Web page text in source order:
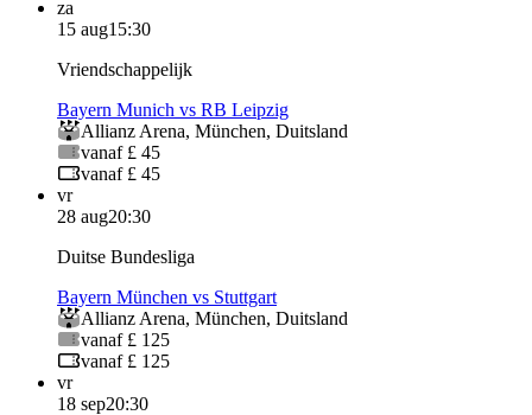
za
15 aug15:30
Vriendschappelijk
Bayern Munich vs RB Leipzig
Allianz Arena, München, Duitsland
vanaf £ 45
vanaf £ 45
vr
28 aug20:30
Duitse Bundesliga
Bayern München vs Stuttgart
Allianz Arena, München, Duitsland
vanaf £ 125
vanaf £ 125
vr
18 sep20:30